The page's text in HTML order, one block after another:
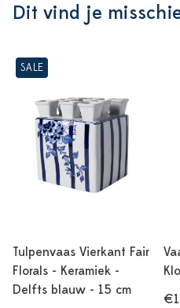
Dit vind je
SALE
Tulpenvaas Vierkant Fair
Florals - Keramiek -
Delfts blauw - 15 cm